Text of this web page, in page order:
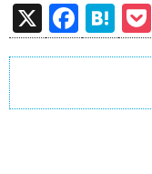
X
F
a
b
H
at
n